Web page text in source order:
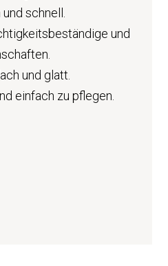
schnell.
und
und glatt.
einfach zu pflegen.